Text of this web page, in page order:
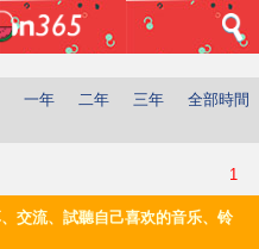
一年 二年 三年 全部時間
1
交流、試聽自己喜欢的音乐、铃